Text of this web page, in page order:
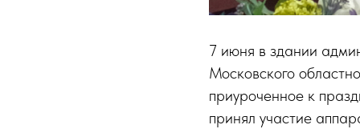
7 июня в здании
Московского
приуроченное к
принял участие